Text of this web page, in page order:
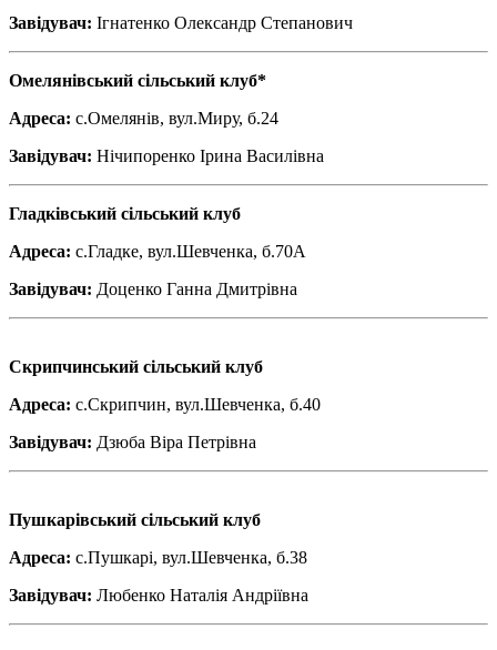
Завідувач: Ігнатенко Олександр Степанович
Омелянівський сільський клуб*
Адреса: с.Омелянів, вул.Миру, б.24
Завідувач: Нічипоренко Ірина Василівна
Гладківський сільський клуб
Адреса: с.Гладке, вул.Шевченка, б.70А
Завідувач: Доценко Ганна Дмитрівна
Скрипчинський сільський клуб
Адреса: с.Скрипчин, вул.Шевченка, б.40
Завідувач: Дзюба Віра Петрівна
Пушкарівський сільський клуб
Адреса: с.Пушкарі, вул.Шевченка, б.38
Завідувач: Любенко Наталія Андріївна